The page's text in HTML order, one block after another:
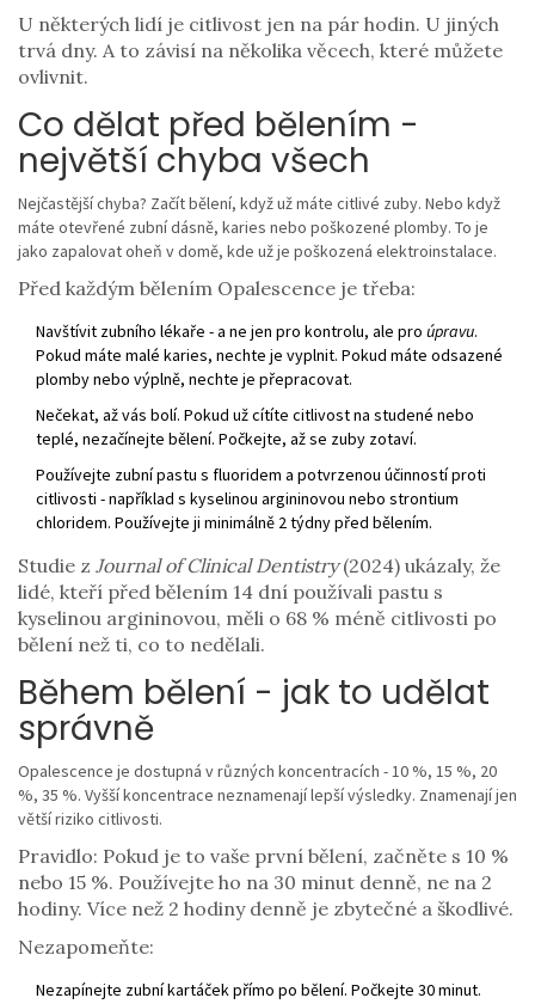
U některých lidí je citlivost jen na pár hodin. U jiných
trvá dny. A to závisí na několika věcech, které můžete
ovlivnit.
Co dělat před bělením -
největší chyba všech
Nejčastější chyba? Začít bělení, když už máte citlivé zuby. Nebo když
máte otevřené zubní dásně, karies nebo poškozené plomby. To je
jako zapalovat oheň v domě, kde už je poškozená elektroinstalace.
Před každým bělením Opalescence je třeba:
Navštívit zubního lékaře - a ne jen pro kontrolu, ale pro úpravu.
Pokud máte malé karies, nechte je vyplnit. Pokud máte odsazené
plomby nebo výplně, nechte je přepracovat.
Nečekat, až vás bolí. Pokud už cítíte citlivost na studené nebo
teplé, nezačínejte bělení. Počkejte, až se zuby zotaví.
Používejte zubní pastu s fluoridem a potvrzenou účinností proti
citlivosti - například s kyselinou argininovou nebo strontium
chloridem. Používejte ji minimálně 2 týdny před bělením.
Studie z Journal of Clinical Dentistry(2024) ukázaly, že
lidé, kteří před bělením 14 dní používali pastu s
kyselinou argininovou, měli o 68 % méně citlivosti po
bělení než ti, co to nedělali.
Během bělení - jak to udělat
správně
Opalescence je dostupná v různých koncentracích - 10 %, 15 %, 20
%, 35 %. Vyšší koncentrace neznamenají lepší výsledky. Znamenají jen
větší riziko citlivosti.
Pravidlo: Pokud je to vaše první bělení, začněte s 10 %
nebo 15 %. Používejte ho na 30 minut denně, ne na 2
hodiny. Více než 2 hodiny denně je zbytečné a škodlivé.
Nezapomeňte:
Nezapínejte zubní kartáček přímo po bělení. Počkejte 30 minut.